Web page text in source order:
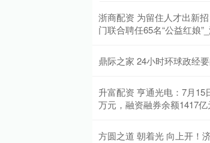
浙商配资 为留住人才出新
门联合聘任65名“公益红娘
鼎际之家 24小时环球政经
升富配资 亨通光电：7月15
万元，融资融券余额1417亿
方圆之道 朝着光 向上开！